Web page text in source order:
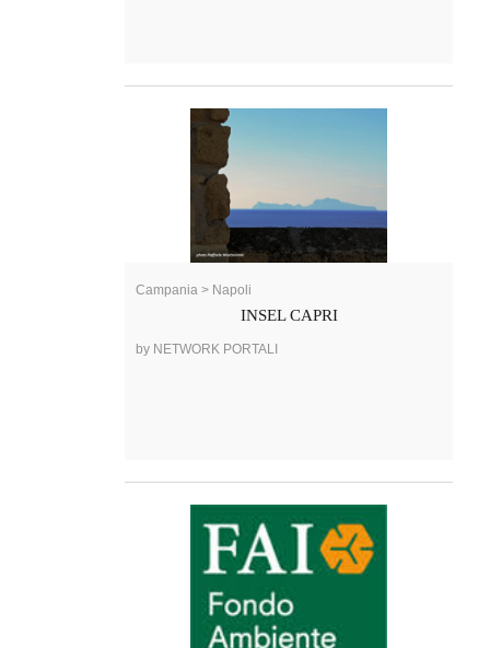
Campania > Napoli
INSEL CAPRI
by NETWORK PORTALI